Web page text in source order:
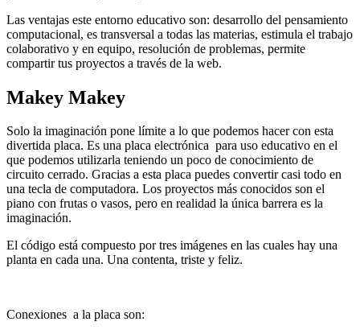
Las ventajas este entorno educativo son: desarrollo del pensamiento
computacional, es transversal a todas las materias, estimula el trabajo
colaborativo y en equipo, resolución de problemas, permite
compartir tus proyectos a través de la web.
Makey Makey
Solo la imaginación pone límite a lo que podemos hacer con esta
divertida placa. Es una placa electrónica para uso educativo en el
que podemos utilizarla teniendo un poco de conocimiento de
circuito cerrado. Gracias a esta placa puedes convertir casi todo en
una tecla de computadora. Los proyectos más conocidos son el
piano con frutas o vasos, pero en realidad la única barrera es la
imaginación.
El código está compuesto por tres imágenes en las cuales hay una
planta en cada una. Una contenta, triste y feliz.
Conexiones a la placa son: